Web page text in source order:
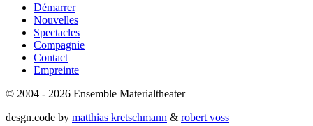
Démarrer
Nouvelles
Spectacles
Compagnie
Contact
Empreinte
© 2004 - 2026 Ensemble Materialtheater
desgn.code by matthias kretschmann & robert voss